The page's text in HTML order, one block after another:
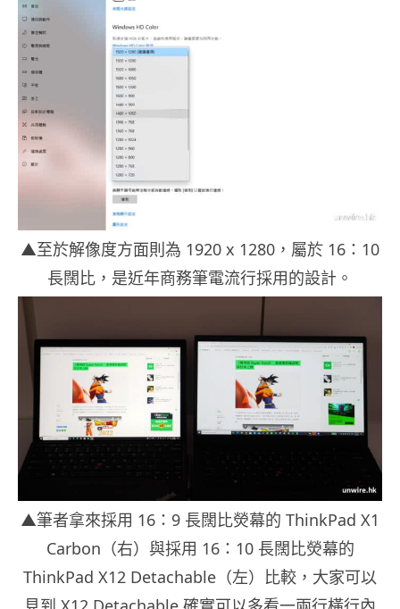
▲至於解像度方面則為 1920 x 1280，屬於 16：10
長闊比，是近年商務筆電流行採用的設計。
▲筆者拿來採用 16：9 長闊比熒幕的 ThinkPad X1
Carbon（右）與採用 16：10 長闊比熒幕的
ThinkPad X12 Detachable（左）比較，大家可以